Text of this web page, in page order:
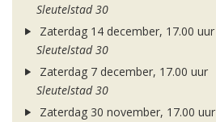
Sleutelstad 30
Zaterdag 14 december, 17.00 uur
Sleutelstad 30
Zaterdag 7 december, 17.00 uur
Sleutelstad 30
Zaterdag 30 november, 17.00 uur